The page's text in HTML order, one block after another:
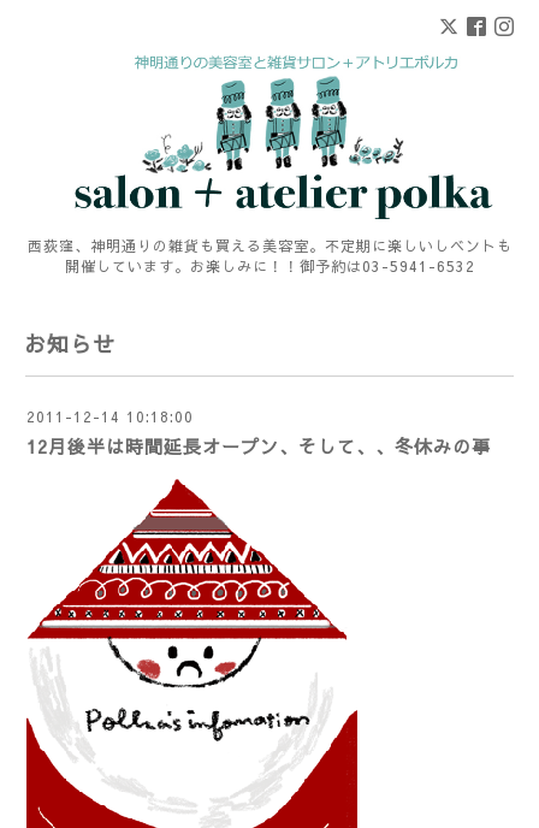
西荻窪、神明通りの雑貨も買える美容室。不定期に楽しいしベントも
開催しています。お楽しみに！！御予約は03-5941-6532
お知らせ
2011-12-14 10:18:00
12月後半は時間延長オープン、そして、、冬休みの事